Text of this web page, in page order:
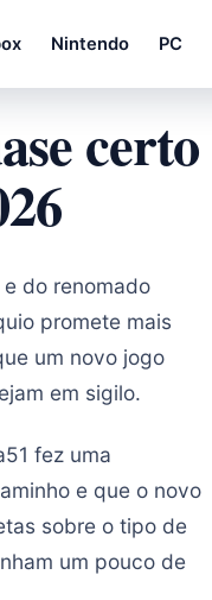
Nintendo PC
certo
do renomado
promete mais
um novo jogo
em sigilo.
fez uma
e que o novo
sobre o tipo de
um pouco de